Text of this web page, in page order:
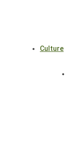
Culture